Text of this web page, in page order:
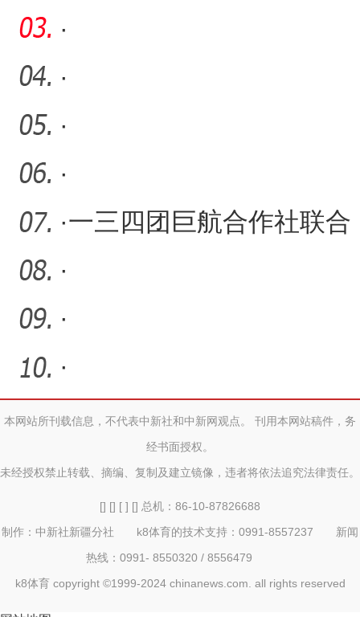
·
·
·
·
·一三四团巨航合作社联合
社走出去开拓市场
·
·
·
本网站所刊载信息，不代表中新社和中新网观点。 刊用本网站稿件，务
经书面授权。
未经授权禁止转载、摘编、复制及建立镜像，违者将依法追究法律责任。
[] [] [ ] [] 总机：86-10-87826688
制作：中新社新疆分社 k8体育的技术支持：0991-8557237 新闻
热线：0991- 8550320 / 8556479
k8体育 copyright ©1999-2024 chinanews.com. all rights reserved